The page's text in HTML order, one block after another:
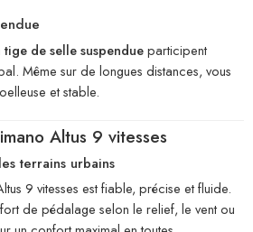
tige de selle suspendueparticipent
Même sur de longues distances, vous
et stable.
Altus 9 vitesses
terrains urbains
9 vitesses est fiable, précise et fluide.
de pédalage selon le relief, le vent ou